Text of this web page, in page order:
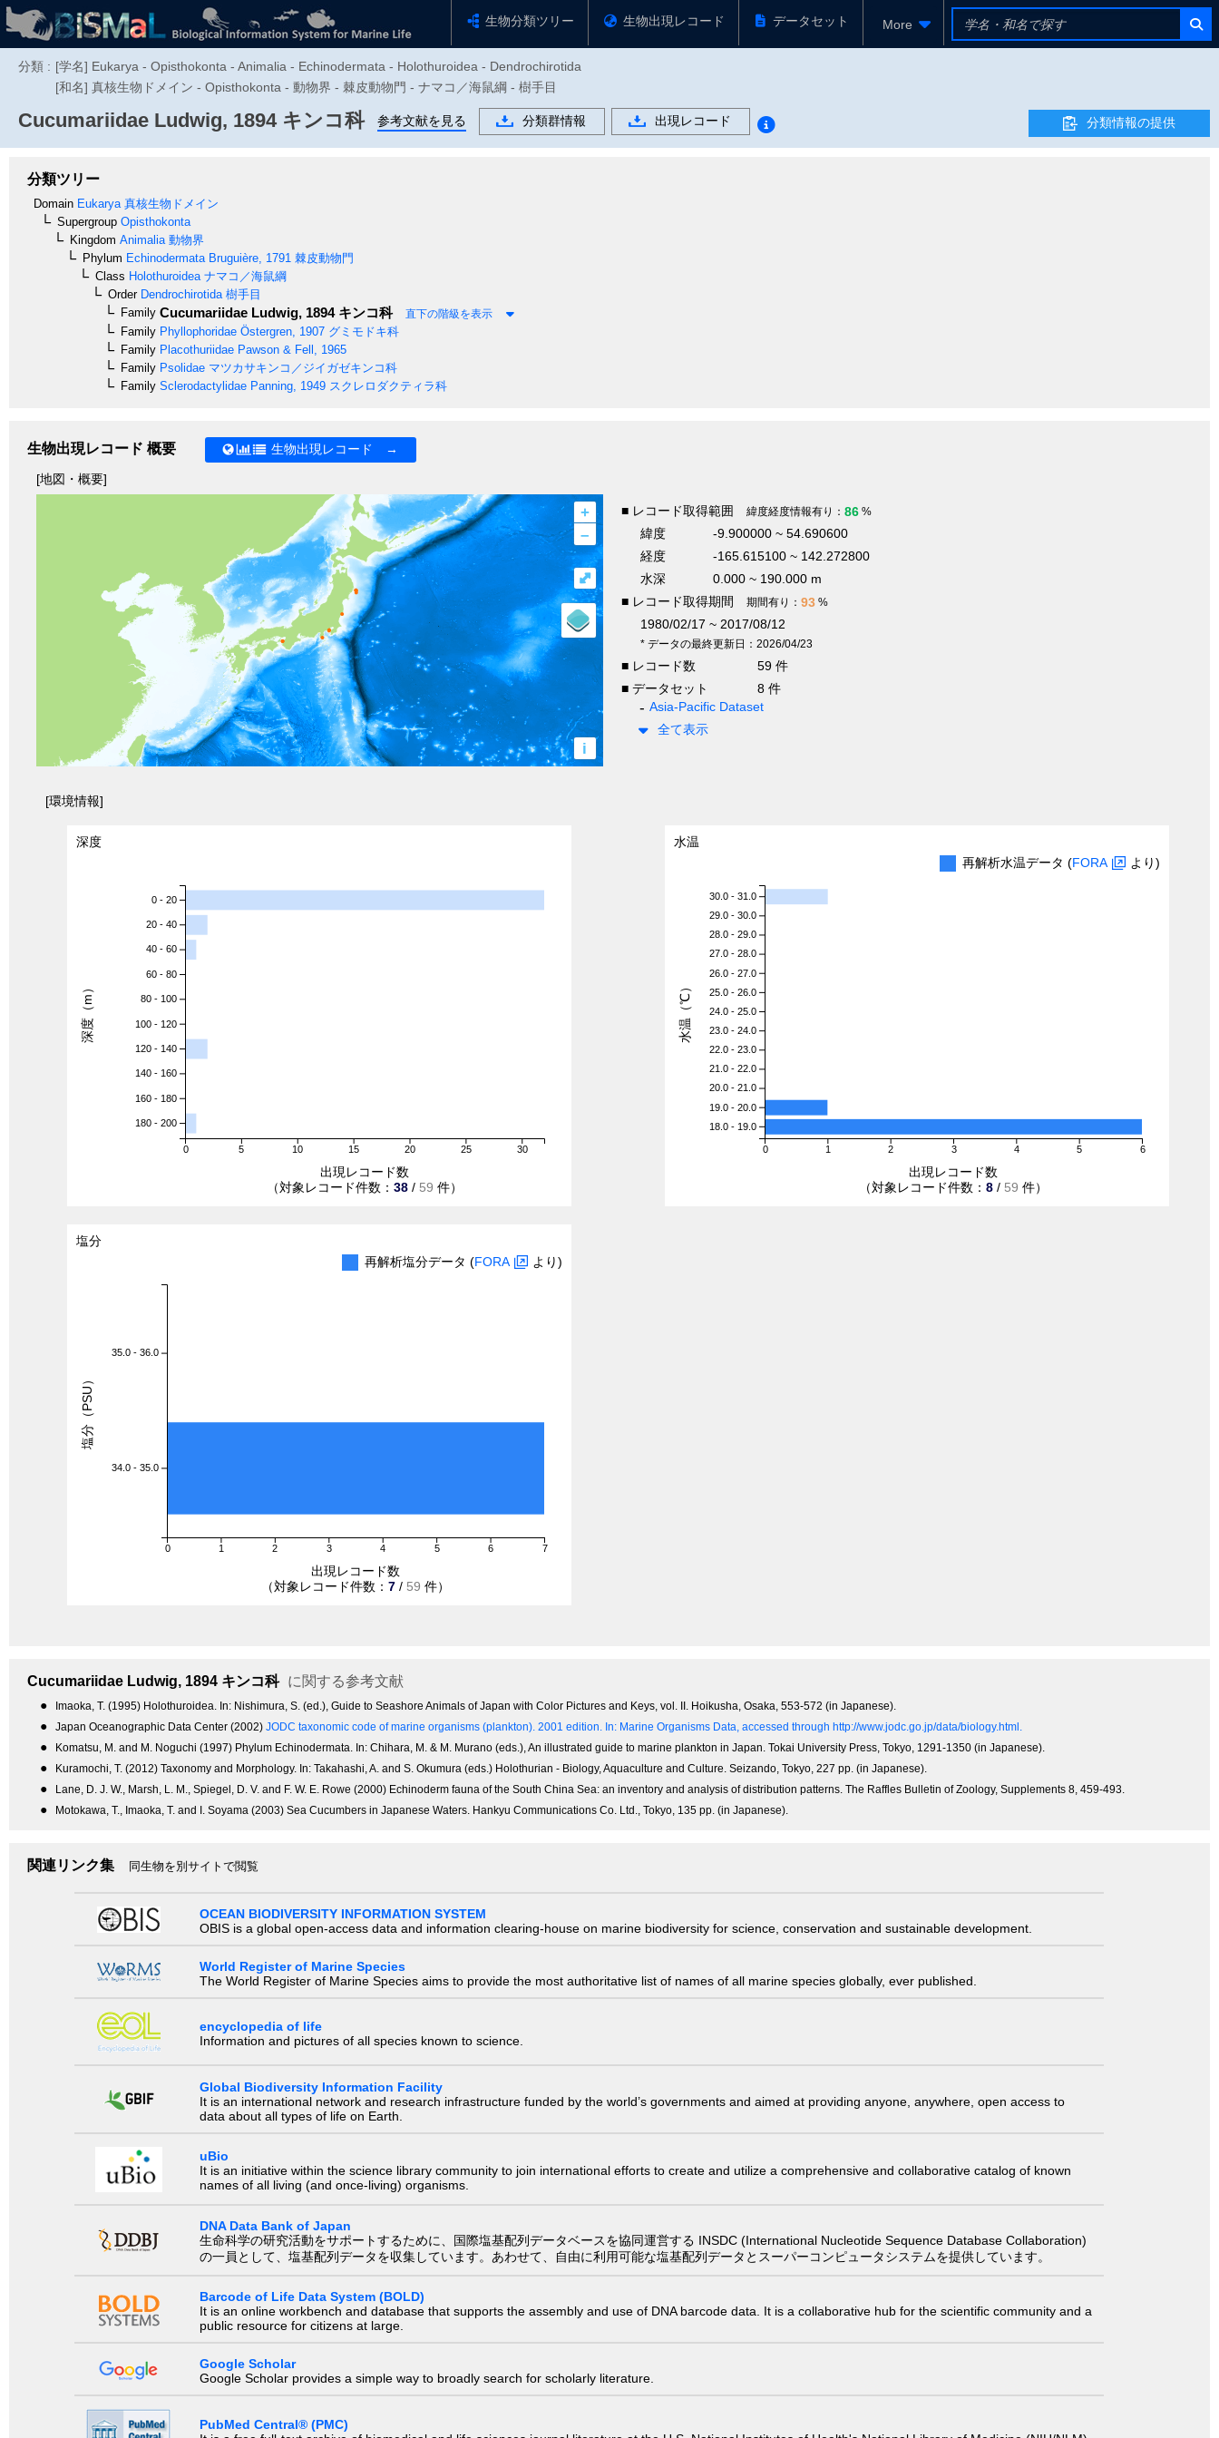
生物分類ツリー 生物出現レコード データセット More
分類 : [学名] Eukarya - Opisthokonta - Animalia - Echinodermata - Holothuroidea - Dendrochirotida
[和名] 真核生物ドメイン - Opisthokonta - 動物界 - 棘皮動物門 - ナマコ／海鼠綱 - 樹手目
Cucumariidae Ludwig, 1894 キンコ科 参考文献を見る 分類群情報 出現レコード 分類情報の提供
分類ツリー
Domain Eukarya 真核生物ドメイン
Supergroup Opisthokonta
Kingdom Animalia 動物界
Phylum Echinodermata Bruguière, 1791 棘皮動物門
Class Holothuroidea ナマコ／海鼠綱
OrderDendrochirotida 樹手目
Family Cucumariidae Ludwig, 1894キンコ科 直下の階級を表示
Family Phyllophoridae Östergren, 1907 グミモドキ科
Family Placothuriidae Pawson & Fell, 1965
Family Psolidae マツカサキンコ／ジイガゼキンコ科
Family Sclerodactylidae Panning, 1949 スクレロダクティラ科
生物出現レコード 概要 生物出現レコード →
[地図・概要]
+
–
i
⤢
■ レコード取得範囲 緯度経度情報有り： 86 %
緯度
-9.900000 ~ 54.690600
経度
-165.615100 ~ 142.272800
水深
0.000 ~ 190.000 m
■ レコード取得期間
期間有り： 93 %
1980/02/17 ~ 2017/08/12
* データの最終更新日：2026/04/23
■ レコード数
59 件
■ データセット
8 件
Asia-Pacific Dataset
全て表示
[環境情報]
深度
0 5 10 15 20 25 30
0 - 20
20 - 40
40 - 60
60 - 80
80 - 100
100 - 120
120 - 140
140 - 160
160 - 180
180 - 200
出現レコード数
（対象レコード件数： 38 / 59 件）
深度（m）
水温
再解析水温データ (FORA より)
0 1 2 3 4 5 6
30.0 - 31.0
29.0 - 30.0
28.0 - 29.0
27.0 - 28.0
26.0 - 27.0
25.0 - 26.0
24.0 - 25.0
23.0 - 24.0
22.0 - 23.0
21.0 - 22.0
20.0 - 21.0
19.0 - 20.0
18.0 - 19.0
出現レコード数
（対象レコード件数：8 / 59 件）
水温（℃）
塩分
再解析塩分データ (FORA より)
0 1 2 3 4 5 6 7
35.0 - 36.0
34.0 - 35.0
出現レコード数
（対象レコード件数： 7 / 59 件）
塩分（PSU）
Cucumariidae Ludwig, 1894 キンコ科 に関する参考文献
● Imaoka, T. (1995) Holothuroidea. In: Nishimura, S. (ed.), Guide to Seashore Animals of Japan with Color Pictures and Keys, vol. II. Hoikusha, Osaka, 553-572 (in Japanese).
● Japan Oceanographic Data Center (2002) JODC taxonomic code of marine organisms (plankton). 2001 edition. In: Marine Organisms Data, accessed through http://www.jodc.go.jp/data/biology.html.
● Komatsu, M. and M. Noguchi (1997) Phylum Echinodermata. In: Chihara, M. & M. Murano (eds.), An illustrated guide to marine plankton in Japan. Tokai University Press, Tokyo, 1291-1350 (in Japanese).
● Kuramochi, T. (2012) Taxonomy and Morphology. In: Takahashi, A. and S. Okumura (eds.) Holothurian - Biology, Aquaculture and Culture. Seizando, Tokyo, 227 pp. (in Japanese).
● Lane, D. J. W., Marsh, L. M., Spiegel, D. V. and F. W. E. Rowe (2000) Echinoderm fauna of the South China Sea: an inventory and analysis of distribution patterns. The Raffles Bulletin of Zoology, Supplements 8, 459-493.
● Motokawa, T., Imaoka, T. and I. Soyama (2003) Sea Cucumbers in Japanese Waters. Hankyu Communications Co. Ltd., Tokyo, 135 pp. (in Japanese).
関連リンク集 同生物を別サイトで閲覧
OCEAN BIODIVERSITY INFORMATION SYSTEM
OBIS is a global open-access data and information clearing-house on marine biodiversity for science, conservation and sustainable development.
World Register of Marine Species
The World Register of Marine Species aims to provide the most authoritative list of names of all marine species globally, ever published.
encyclopedia of life
Information and pictures of all species known to science.
Global Biodiversity Information Facility
It is an international network and research infrastructure funded by the world’s governments and aimed at providing anyone, anywhere, open access to
data about all types of life on Earth.
uBio
It is an initiative within the science library community to join international efforts to create and utilize a comprehensive and collaborative catalog of known
names of all living (and once-living) organisms.
DNA Data Bank of Japan
生命科学の研究活動をサポートするために、国際塩基配列データベースを協同運営する INSDC (International Nucleotide Sequence Database Collaboration)
の一員として、塩基配列データを収集しています。あわせて、自由に利用可能な塩基配列データとスーパーコンピュータシステムを提供しています。
Barcode of Life Data System (BOLD)
It is an online workbench and database that supports the assembly and use of DNA barcode data. It is a collaborative hub for the scientific community and a
public resource for citizens at large.
Google Scholar
Google Scholar provides a simple way to broadly search for scholarly literature.
PubMed Central® (PMC)